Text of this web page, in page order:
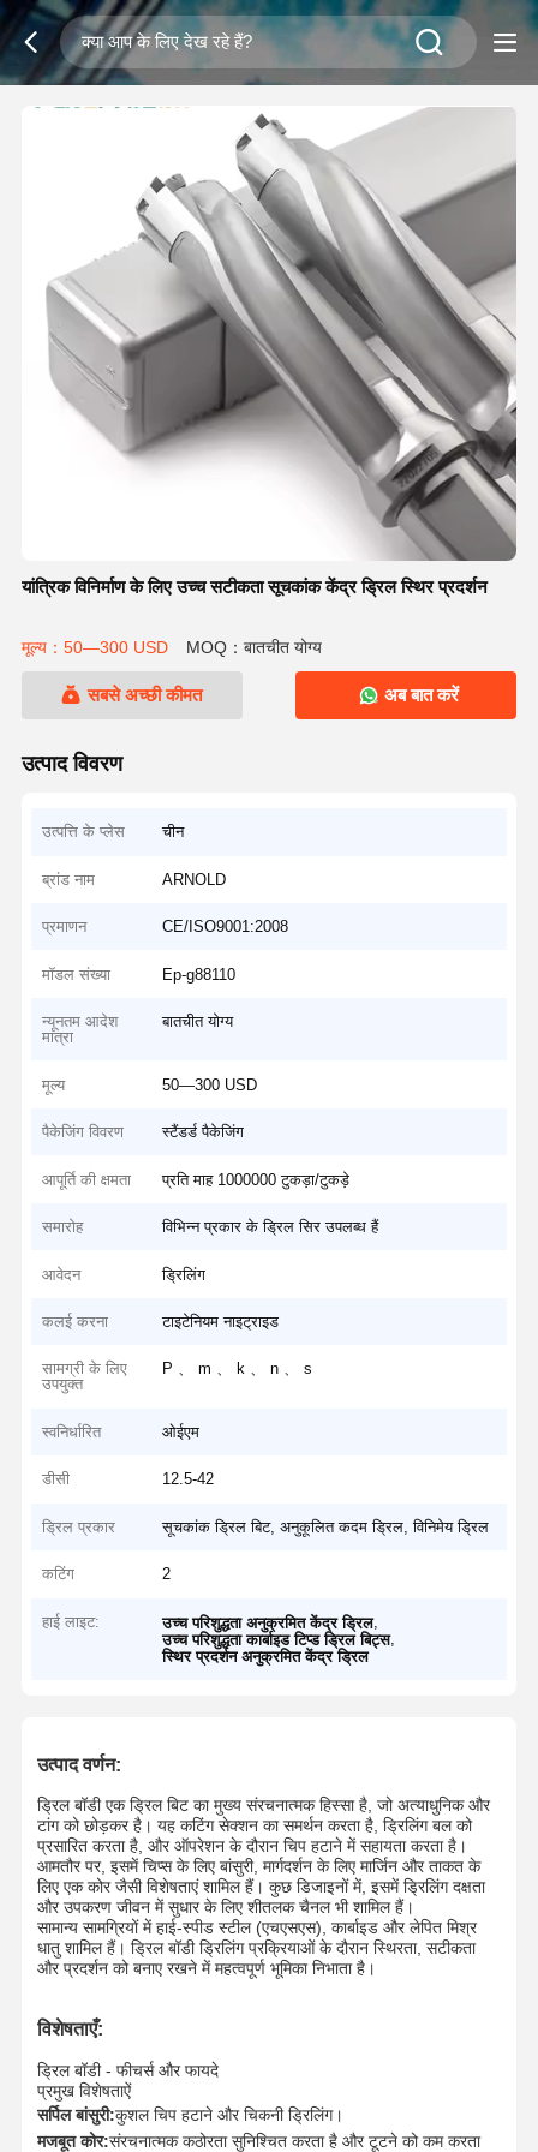
यांत्रिक विनिर्माण के लिए उच्च सटीकता सूचकांक केंद्र ड्रिल स्थिर प्रदर्शन
मूल्य：50—300 USD MOQ：बातचीत योग्य
सबसे अच्छी कीमत अब बात करें
उत्पाद विवरण
उत्पत्ति के प्लेस चीन
ब्रांड नाम ARNOLD
प्रमाणन CE/ISO9001:2008
मॉडल संख्या Ep-g88110
न्यूनतम आदेश
मात्रा
बातचीत योग्य
मूल्य 50—300 USD
पैकेजिंग विवरण स्टैंडर्ड पैकेजिंग
आपूर्ति की क्षमता प्रति माह 1000000 टुकड़ा/टुकड़े
समारोह विभिन्न प्रकार के ड्रिल सिर उपलब्ध हैं
आवेदन ड्रिलिंग
कलई करना टाइटेनियम नाइट्राइड
सामग्री के लिए
उपयुक्त
P 、 m 、 k 、 n 、 s
स्वनिर्धारित ओईएम
डीसी 12.5-42
ड्रिल प्रकार सूचकांक ड्रिल बिट, अनुकूलित कदम ड्रिल, विनिमेय ड्रिल
कटिंग 2
हाई लाइट: उच्च परिशुद्धता अनुक्रमित केंद्र ड्रिल,
उच्च परिशुद्धता कार्बाइड टिप्ड ड्रिल बिट्स,
स्थिर प्रदर्शन अनुक्रमित केंद्र ड्रिल
उत्पाद वर्णन:
ड्रिल बॉडी एक ड्रिल बिट का मुख्य संरचनात्मक हिस्सा है, जो अत्याधुनिक और
टांग को छोड़कर है। यह कटिंग सेक्शन का समर्थन करता है, ड्रिलिंग बल को
प्रसारित करता है, और ऑपरेशन के दौरान चिप हटाने में सहायता करता है।
आमतौर पर, इसमें चिप्स के लिए बांसुरी, मार्गदर्शन के लिए मार्जिन और ताकत के
लिए एक कोर जैसी विशेषताएं शामिल हैं। कुछ डिजाइनों में, इसमें ड्रिलिंग दक्षता
और उपकरण जीवन में सुधार के लिए शीतलक चैनल भी शामिल हैं।
सामान्य सामग्रियों में हाई-स्पीड स्टील (एचएसएस), कार्बाइड और लेपित मिश्र
धातु शामिल हैं। ड्रिल बॉडी ड्रिलिंग प्रक्रियाओं के दौरान स्थिरता, सटीकता
और प्रदर्शन को बनाए रखने में महत्वपूर्ण भूमिका निभाता है।
विशेषताएँ:
ड्रिल बॉडी - फीचर्स और फायदे
प्रमुख विशेषताऐं
सर्पिल बांसुरी:कुशल चिप हटाने और चिकनी ड्रिलिंग।
मजबूत कोर:संरचनात्मक कठोरता सुनिश्चित करता है और टूटने को कम करता